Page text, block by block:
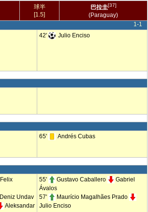
球半
[1.5]
巴拉圭[37]
(Paraguay)
1-1
42' Julio Enciso
65'
Andrés Cubas
Felix
Deniz Undav
Aleksandar
55' Gustavo Caballero
Gabriel
Ávalos
57'
Maurício Magalhães Prado
Julio Enciso